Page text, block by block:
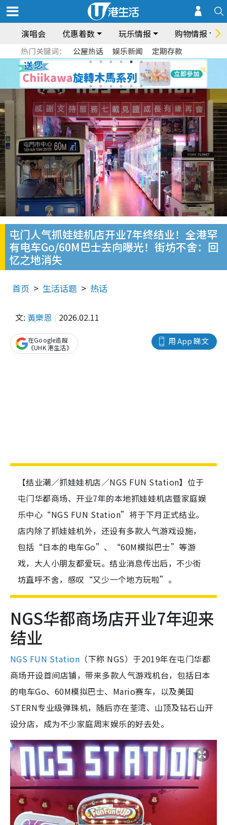
演唱会 优惠着数 玩乐情报 购物情报
热门关键词： 公屋热话 娱乐新闻 定期存款
屯门人气抓娃娃机店开业7年终结业！全港罕
有电车Go/60M巴士去向曝光！街坊不舍：回
忆之地消失
首页 生活话题 热话
文: 黃樂恩 2026.02.11
用 App 睇文
在Google追蹤
《UHK 港生活》
【结业潮／抓娃娃机店／NGS FUN Station】位于
屯门华都商场、开业7年的本地抓娃娃机店暨家庭娱
乐中心“NGS FUN Station”将于下月正式结业。
店内除了抓娃娃机外，还设有多款人气游戏设施，
包括“日本的电车Go”、“60M模拟巴士”等游
戏，大人小朋友都爱玩。结业消息传出后，不少街
坊直呼不舍，感叹“又少一个地方玩啦”。
NGS华都商场店开业7年迎来
结业
NGS FUN Station （下称 NGS）于2019年在屯门华都
商场开设首间店铺，带来多款人气游戏机台，包括日本
的电车Go、60M模拟巴士、Mario赛车，以及美国
STERN专业级弹珠机，随后亦在荃湾、山顶及钻石山开
设分店，成为不少家庭周末娱乐的好去处。